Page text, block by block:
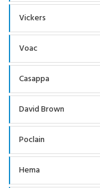
Vickers
Voac
Casappa
David Brown
Poclain
Hema